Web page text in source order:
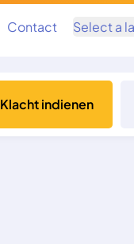
Contact Select a
Klacht indienen